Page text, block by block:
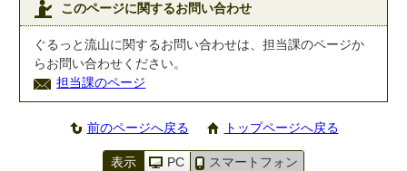
このページに関するお問い合わせ
ぐるっと流山に関するお問い合わせは、担当課のページか
らお問い合わせください。
担当課のページ
前のページへ戻る トップページへ戻る
表示 PC スマートフォン